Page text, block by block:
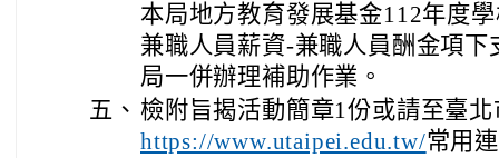
本局地方教育發展基金112年度
兼職人員薪資-兼職人員酬金項
局一併辦理補助作業。
五、 檢附旨揭活動簡章1份或請至臺
https://www.utaipei.edu.tw/常用